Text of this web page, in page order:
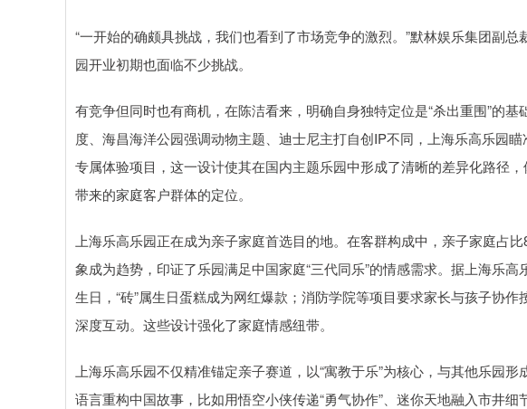
“一开始的确颇具挑战，我们也看到了市场竞争的激烈。”默林娱乐集团副
园开业初期也面临不少挑战。
有竞争但同时也有商机，在陈洁看来，明确自身独特定位是“杀出重围”的
度、海昌海洋公园强调动物主题、迪士尼主打自创IP不同，上海乐高乐园
专属体验项目，这一设计使其在国内主题乐园中形成了清晰的差异化路径
带来的家庭客户群体的定位。
上海乐高乐园正在成为亲子家庭首选目的地。在客群构成中，亲子家庭占
象成为趋势，印证了乐园满足中国家庭“三代同乐”的情感需求。据上海乐
生日，“砖”属生日蛋糕成为网红爆款；消防学院等项目要求家长与孩子协
深度互动。这些设计强化了家庭情感纽带。
上海乐高乐园不仅精准锚定亲子赛道，以“寓教于乐”为核心，与其他乐园
语言重构中国故事，比如用悟空小侠传递“勇气协作”、迷你天地融入市井细